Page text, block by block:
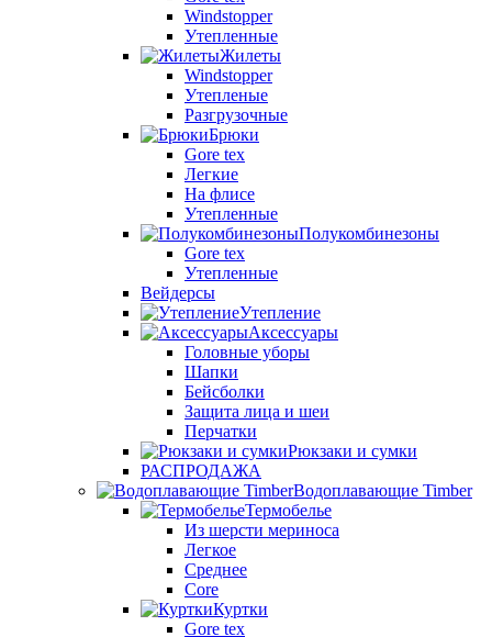
Windstopper
Утепленные
Жилеты
Windstopper
Утепленые
Разгрузочные
Брюки
Gore tex
Легкие
На флисе
Утепленные
Полукомбинезоны
Gore tex
Утепленные
Вейдерсы
Утепление
Аксессуары
Головные уборы
Шапки
Бейсболки
Защита лица и шеи
Перчатки
Рюкзаки и сумки
РАСПРОДАЖА
Водоплавающие Timber
Термобелье
Из шерсти мериноса
Легкое
Среднее
Core
Куртки
Gore tex